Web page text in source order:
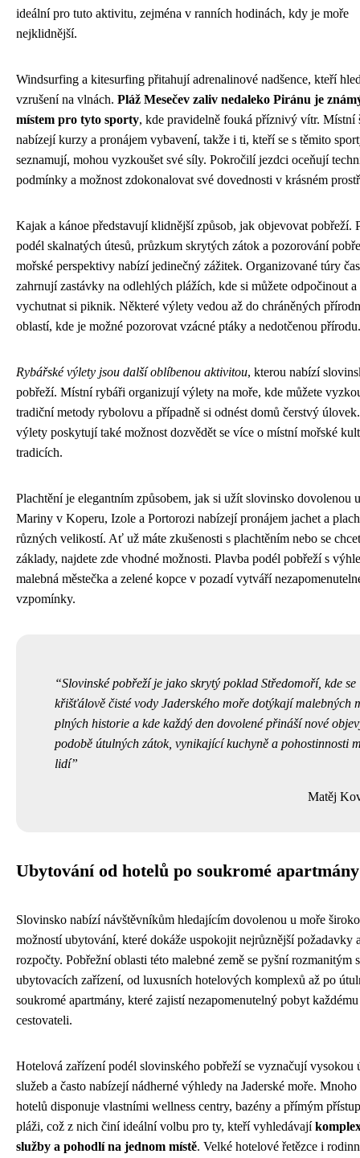
ideální pro tuto aktivitu, zejména v ranních hodinách, kdy je moře
nejklidnější.
Windsurfing a kitesurfing přitahují adrenalinové nadšence, kteří
vzrušení na vlnách. Pláž Mesečev zaliv nedaleko Piránu je
místem pro tyto sporty, kde pravidelně fouká příznivý vítr. Místní
nabízejí kurzy a pronájem vybavení, takže i ti, kteří se s těmito
seznamují, mohou vyzkoušet své síly. Pokročilí jezdci oceňují
podmínky a možnost zdokonalovat své dovednosti v krásném
Kajak a kánoe představují klidnější způsob, jak objevovat pobřeží.
podél skalnatých útesů, průzkum skrytých zátok a pozorování
mořské perspektivy nabízí jedinečný zážitek. Organizované túry
zahrnují zastávky na odlehlých plážích, kde si můžete odpočinout a
vychutnat si piknik. Některé výlety vedou až do chráněných
oblastí, kde je možné pozorovat vzácné ptáky a nedotčenou přírodu.
Rybářské výlety jsou další oblíbenou aktivitou, kterou nabízí
pobřeží. Místní rybáři organizují výlety na moře, kde můžete
tradiční metody rybolovu a případně si odnést domů čerstvý
výlety poskytují také možnost dozvědět se více o místní mořské
tradicích.
Plachtění je elegantním způsobem, jak si užít slovinsko dovolenou
Mariny v Koperu, Izole a Portorozi nabízejí pronájem jachet a
různých velikostí. Ať už máte zkušenosti s plachtěním nebo se
základy, najdete zde vhodné možnosti. Plavba podél pobřeží s
malebná městečka a zelené kopce v pozadí vytváří
vzpomínky.
Slovinské pobřeží je jako skrytý poklad Středomoří, kde se
křišťálově čisté vody Jaderského moře dotýkají malebných
plných historie a kde každý den dovolené přináší nové
podobě útulných zátok, vynikající kuchyně a pohostinnosti
lidí
Matěj
Ubytování od hotelů po soukromé apartmány
Slovinsko nabízí návštěvníkům hledajícím dovolenou u moře
možností ubytování, které dokáže uspokojit nejrůznější požadavky
rozpočty. Pobřežní oblasti této malebné země se pyšní rozmanitým
ubytovacích zařízení, od luxusních hotelových komplexů až po
soukromé apartmány, které zajistí nezapomenutelný pobyt každému
cestovateli.
Hotelová zařízení podél slovinského pobřeží se vyznačují vysokou
služeb a často nabízejí nádherné výhledy na Jaderské moře. Mnoho
hotelů disponuje vlastními wellness centry, bazény a přímým
pláži, což z nich činí ideální volbu pro ty, kteří vyhledávají
služby a pohodlí na jednom místě. Velké hotelové řetězce i